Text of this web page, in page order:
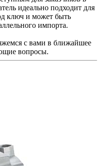
идеально подходит для
ключ и может быть
импорта.
с вами в ближайшее
вопросы.